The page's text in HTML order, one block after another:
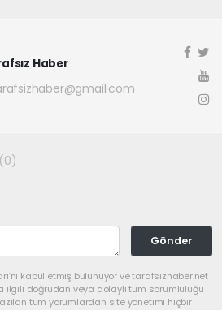
Haber
(0)
Gönder
kabul etmiş bulunuyor ve tarafsizhaber.net
ilgili doğrudan veya dolaylı tüm sorumluluğu
tüm yorumlardan site yönetimi hiçbir